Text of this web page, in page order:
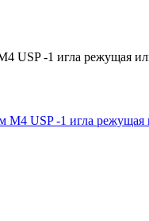
USP -1 игла режущая